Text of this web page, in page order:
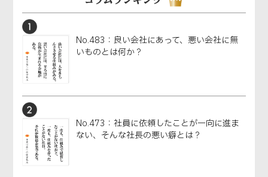
No.483：良い会社にあって、悪い会社に無
いものとは何か？
No.473：社員に依頼したことが一向に進ま
ない、そんな社長の悪い癖とは？